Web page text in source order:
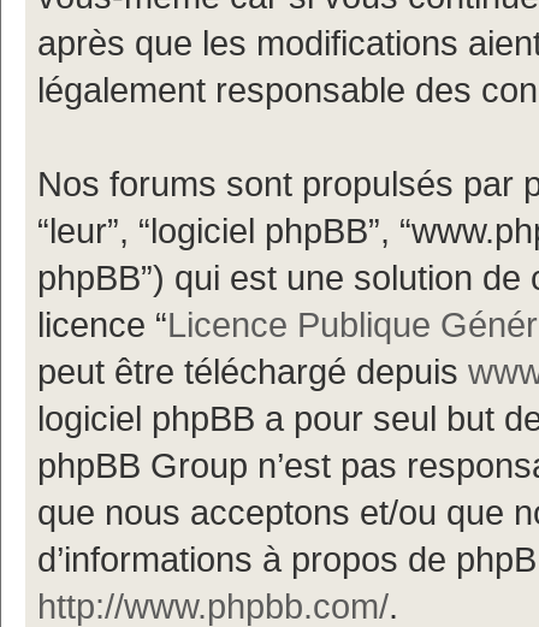
après que les modifications
légalement responsable des
Nos forums sont propulsés par
“leur”, “logiciel phpBB”,
phpBB”) qui est une solution
licence “Licence Publique
peut être téléchargé depuis
logiciel phpBB a pour seul but
phpBB Group n’est pas
que nous acceptons et/ou que
d’informations à propos de
http://www.phpbb.com/.